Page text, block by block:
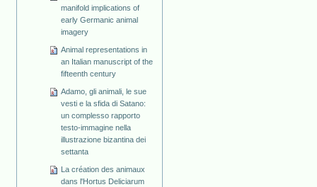
manifold implications of
early Germanic animal
imagery
Animal representations in
an Italian manuscript of the
fifteenth century
Adamo, gli animali, le sue
vesti e la sfida di Satano:
un complesso rapporto
testo-immagine nella
illustrazione bizantina dei
settanta
La création des animaux
dans l'Hortus Deliciarum